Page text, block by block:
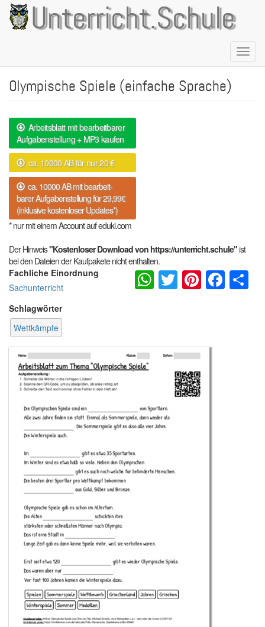
Direkt
zum
Inhalt
Unterricht.Schule
Olympische Spiele (einfache Sprache)
Arbeitsblatt mit bearbeitbarer
Aufgabenstellung + MP3 kaufen
ca. 10000 AB für nur 20 €
ca. 10000 AB mit bearbeit-
barer Aufgabenstellung für 29,99€
(inklusive kostenloser Updates*)
* nur mit einem Account auf eduki.com
Der Hinweis"Kostenloser Download von https://unterricht.schule"ist
bei den Dateien der Kaufpakete nicht enthalten.
Fachliche Einordnung
Sachunterricht
Schlagwörter
Wettkämpfe
WhatsApp
Twitter